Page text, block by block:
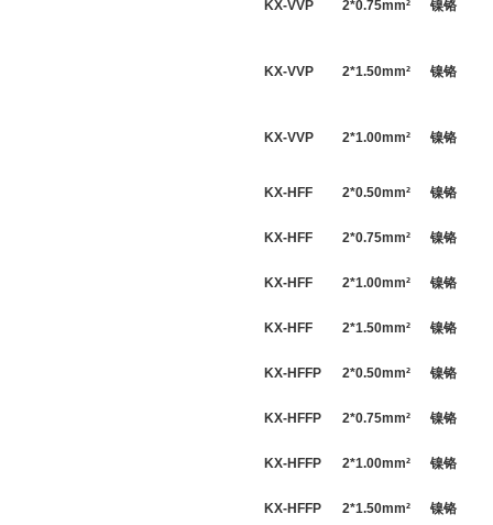
KX-VVP 2*0.75mm² 镍铬
KX-VVP 2*1.50mm² 镍铬
KX-VVP 2*1.00mm² 镍铬
KX-HFF 2*0.50mm² 镍铬
KX-HFF 2*0.75mm² 镍铬
KX-HFF 2*1.00mm² 镍铬
KX-HFF 2*1.50mm² 镍铬
KX-HFFP 2*0.50mm² 镍铬
KX-HFFP 2*0.75mm² 镍铬
KX-HFFP 2*1.00mm² 镍铬
KX-HFFP 2*1.50mm² 镍铬